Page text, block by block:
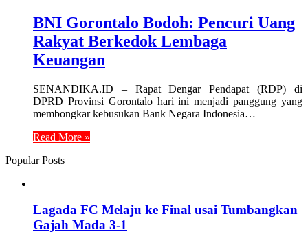
‎BNI Gorontalo Bodoh: Pencuri Uang
Rakyat Berkedok Lembaga
Keuangan
SENANDIKA.ID – Rapat Dengar Pendapat (RDP) di
DPRD Provinsi Gorontalo hari ini menjadi panggung yang
membongkar kebusukan Bank Negara Indonesia…
Read More »
Popular Posts
Lagada FC Melaju ke Final usai Tumbangkan
Gajah Mada 3-1